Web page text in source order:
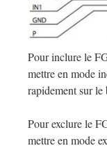
Pour inclure le
mettre en mode
rapidement sur
Pour exclure le
mettre en mode